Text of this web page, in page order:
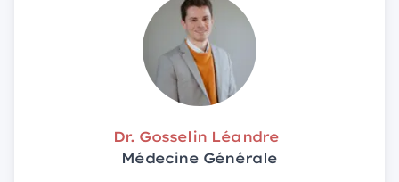
Dr. Gosselin Léandre
Médecine Générale